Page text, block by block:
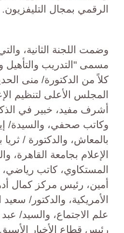
الرقمي بمجال التليفزيون.
وضمت اللجنة الثانية،
مسمى "التدريب والتأهيل
كلاً من الدكتورة/ منى
المجلس الأعلى لتنظيم
أشرف مفيد، خبير في
وكاتب صحفي، والسيدة/
بالمعاش، والدكتورة /
الإعلام بجامعة
المستكاوي، كاتب
أمين، رئيس مركز كمال
الأمريكية، والدكتور/
علم الاجتماع، والسيد/
رئيس قطاع الأخبار الأسبق